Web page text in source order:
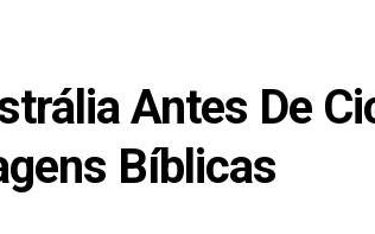
Antes De
Bíblicas